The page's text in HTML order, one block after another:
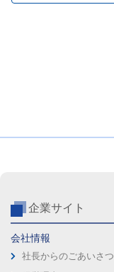
企業サイト
会社情報
社長からのごあいさつ